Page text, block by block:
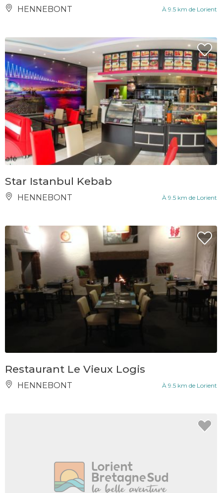
HENNEBONT À 9.5 km de Lorient
Star Istanbul Kebab
HENNEBONT À 9.5 km de Lorient
Restaurant Le Vieux Logis
HENNEBONT À 9.5 km de Lorient